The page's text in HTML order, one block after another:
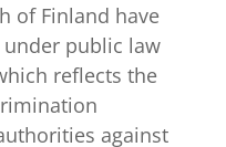
of Finland have
public law
reflects the
against